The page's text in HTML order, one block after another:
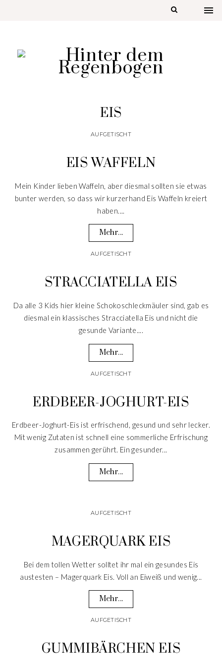
EIS
AUFGETISCHT
EIS WAFFELN
Mein Kinder lieben Waffeln, aber diesmal sollten sie etwas
bunter werden, so dass wir kurzerhand Eis Waffeln kreiert
haben....
Mehr...
AUFGETISCHT
STRACCIATELLA EIS
Da alle 3 Kids hier kleine Schokoschleckmäuler sind, gab es
diesmal ein klassisches Stracciatella Eis und nicht die
gesunde Variante....
Mehr...
AUFGETISCHT
ERDBEER-JOGHURT-EIS
Erdbeer-Joghurt-Eis ist erfrischend, gesund und sehr lecker.
Mit wenig Zutaten ist schnell eine sommerliche Erfrischung
zusammen gerührt. Ein gesunder...
Mehr...
AUFGETISCHT
MAGERQUARK EIS
Bei dem tollen Wetter solltet ihr mal ein gesundes Eis
austesten – Magerquark Eis. Voll an Eiweiß und wenig...
Mehr...
AUFGETISCHT
GUMMIBÄRCHEN EIS